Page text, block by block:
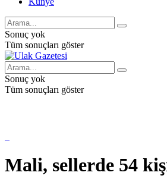
Sonuç yok
Tüm sonuçları göster
Sonuç yok
Tüm sonuçları göster
Mali, sellerde 54